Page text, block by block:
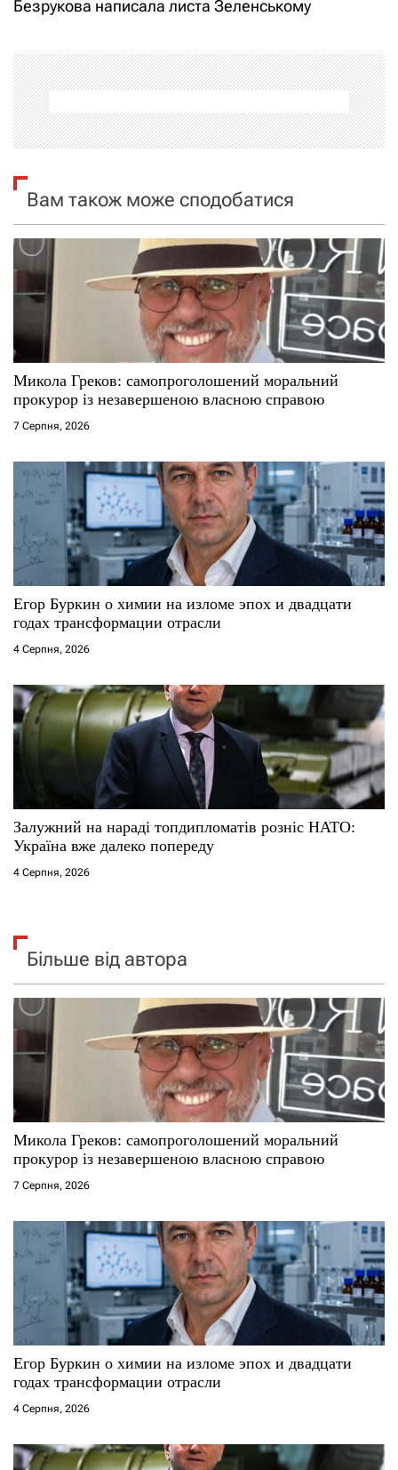
а
ц
і
я
з
а
и
с
і
в
Безрукова написала листа Зеленському
Вам також може сподобатися
Микола Греков: самопроголошений моральний
прокурор із незавершеною власною справою
7 Серпня, 2026
Егор Буркин о химии на изломе эпох и двадцати
годах трансформации отрасли
4 Серпня, 2026
Залужний на нараді топдипломатів розніс НАТО:
Україна вже далеко попереду
4 Серпня, 2026
Більше від автора
Микола Греков: самопроголошений моральний
прокурор із незавершеною власною справою
7 Серпня, 2026
Егор Буркин о химии на изломе эпох и двадцати
годах трансформации отрасли
4 Серпня, 2026